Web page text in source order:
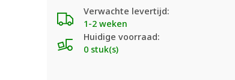
Verwachte levertijd:
1-2 weken
Huidige voorraad:
0 stuk(s)